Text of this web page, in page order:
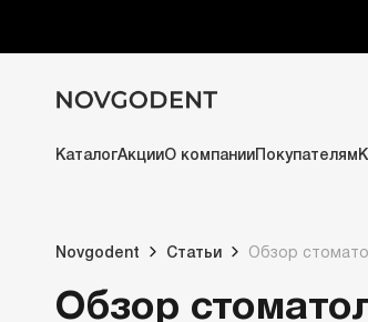
КаталогАкцииО компании Покупателям
Novgodent Статьи Обзор
Обзор